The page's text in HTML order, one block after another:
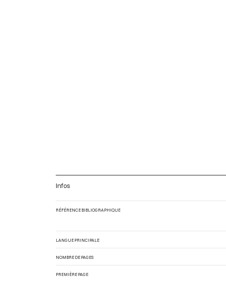
Infos
RÉFÉRENCE BIBLIOGRAPHIQUE
LANGUE PRINCIPALE
NOMBRE DE PAGES
PREMIÈRE PAGE